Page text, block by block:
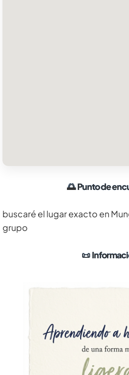
🌅Punto de
buscaré el lugar exacto en
grupo
📜